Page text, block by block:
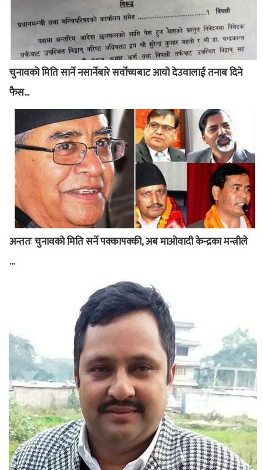
चुनावको मिति सार्ने नसार्नेबारे सर्वोच्चबाट आयो देउवालाई तनाब दिने
फैस...
अन्ततः चुनावको मिति सर्ने पक्कापक्की, अब माओवादी केन्द्रका मन्त्रीले
...